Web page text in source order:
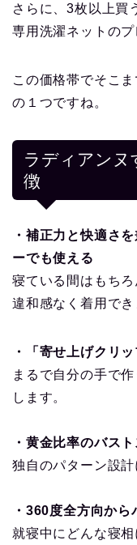
さらに、3枚以上買
専用洗濯ネットのプ
この価格帯でそこ
の１つですね。
ラディアンヌ
徴
・補正力と快適さ
ーでも使える
寝ている間はもち
違和感なく着用でき
・「寄せ上げクリ
まるで自分の手で
します。
・黄金比率のバス
独自のパターン設計
・360度全方向か
就寝中にどんな寝